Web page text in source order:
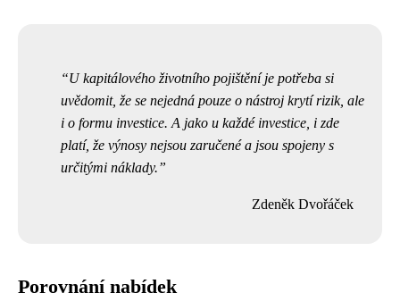
U kapitálového životního pojištění je potřeba si
uvědomit, že se nejedná pouze o nástroj krytí rizik, ale
i o formu investice. A jako u každé investice, i zde
platí, že výnosy nejsou zaručené a jsou spojeny s
určitými náklady.
Zdeněk Dvořáček
Porovnání nabídek